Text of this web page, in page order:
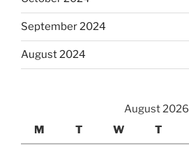
September 2024
August 2024
August 2026
M
T W T